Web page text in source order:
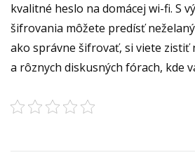
kvalitné heslo na domácej wi-fi. S
šifrovania môžete predísť
ako správne šifrovať, si viete zistiť
a rôznych diskusných fórach, kde